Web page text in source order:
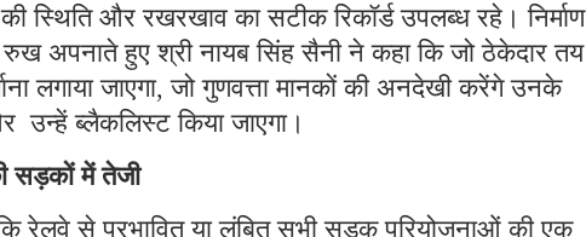
स्थिति और रखरखाव का सटीक रिकॉर्ड उपलब्ध रहे। निर्माण
रुख अपनाते हुए श्री नायब सिंह सैनी ने कहा कि जो ठेकेदार तय
लगाया जाएगा, जो गुणवत्ता मानकों की अनदेखी करेंगे उनके
ब्लैकलिस्ट किया जाएगा।
सड़कों में तेजी
कि रेलवे से प्रभावित या लंबित सभी सड़क परियोजनाओं की एक